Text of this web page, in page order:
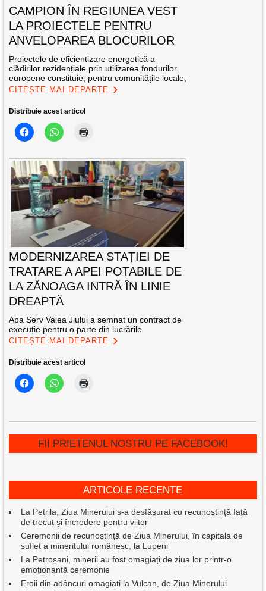
CAMPION ÎN REGIUNEA VEST
LA PROIECTELE PENTRU
ANVELOPAREA BLOCURILOR
Proiectele de eficientizare energetică a
clădirilor rezidențiale prin utilizarea fondurilor
europene constituie, pentru comunitățile locale,
CITEȘTE MAI DEPARTE
Distribuie acest articol
MODERNIZAREA STAȚIEI DE
TRATARE A APEI POTABILE DE
LA ZĂNOAGA INTRĂ ÎN LINIE
DREAPTĂ
Apa Serv Valea Jiului a semnat un contract de
execuție pentru o parte din lucrările
CITEȘTE MAI DEPARTE
Distribuie acest articol
FII PRIETENUL NOSTRU PE FACEBOOK!
ARTICOLE RECENTE
La Petrila, Ziua Minerului s-a desfășurat cu recunoștință față
de trecut și încredere pentru viitor
Ceremonii de recunoștință de Ziua Minerului, în capitala de
suflet a mineritului românesc, la Lupeni
La Petroșani, minerii au fost omagiați de ziua lor printr-o
emoționantă ceremonie
Eroii din adâncuri omagiați la Vulcan, de Ziua Minerului